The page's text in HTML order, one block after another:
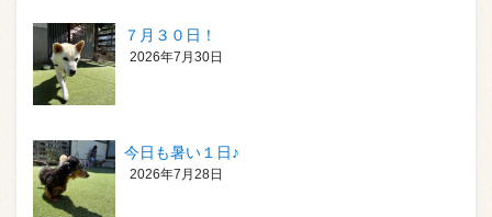
７月３０日！
2026年7月30日
今日も暑い１日♪
2026年7月28日